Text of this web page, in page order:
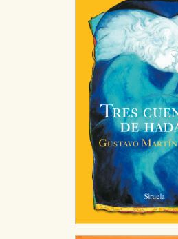
Estas cookies se utilizan para
de navegación y optimizar el
nuestro sitio web. Almacenan
servicios para que no tenga
vez que nos visita. La
tanto, es anónima.
Cookies de publicidad y redes
Estas cookies son gestionadas
publicitarios y se utilizan para
relevante para sus intereses
almacenan directamente
que se basan en la
navegador y dispositivo de
GUARDAR